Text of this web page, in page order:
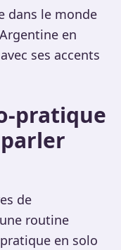
dans le monde
en
ses accents
pratique
de
routine
en solo